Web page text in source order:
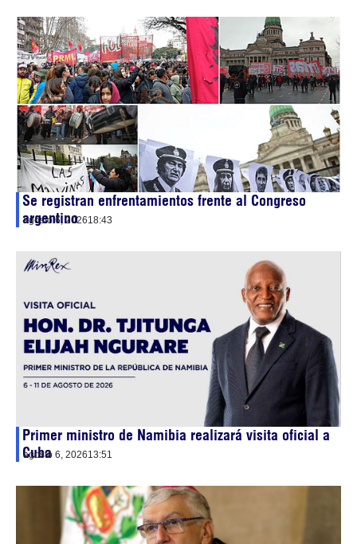
Se registran enfrentamientos frente al Congreso
argentino
agosto 6, 202618:43
Primer ministro de Namibia realizará visita oficial a
Cuba
agosto 6, 202613:51